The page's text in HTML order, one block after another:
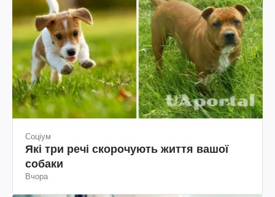
Соціум
Які три речі скорочують життя вашої
собаки
Вчора